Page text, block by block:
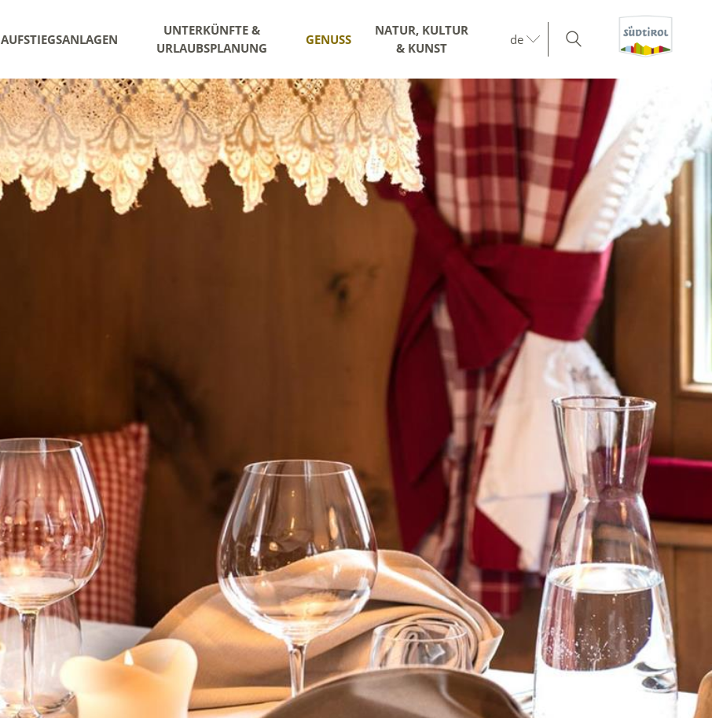
AUFSTIEGSANLAGEN
UNTERKÜNFTE &
URLAUBSPLANUNG
GENUSS
NATUR, KULTUR
& KUNST
de